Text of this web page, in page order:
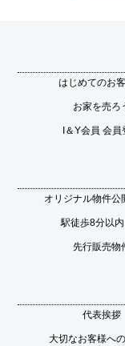
はじめてのお
お家を売ろ
I＆Y会員 会員
オリジナル物件公
駅徒歩8分以内
先行販売物
代表挨拶
大切なお客様へ